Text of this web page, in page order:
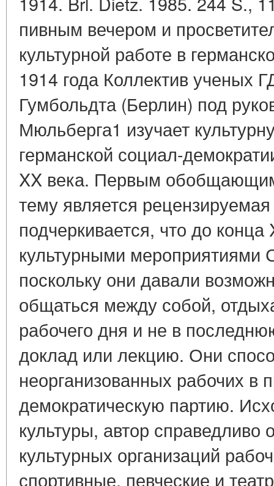
пивным вечером и
культурной работе в
1914 года Коллектив ученых
Гумбольдта (Берлин) под
Мюльберга1 изучает
германской социал-
XX века. Первым
тему является
подчеркивается, что до
культурными
поскольку они давали
общаться между собой,
рабочего дня и не в
доклад или лекцию. Они
неорганизованных рабочих
демократическую партию.
культуры, автор справедливо
культурных организаций
спортивные, певческие и